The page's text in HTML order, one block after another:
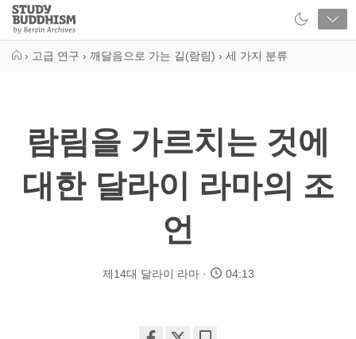
Close
Study
Buddhism
› 고급 연구 › 깨달음으로 가는 길(람림) › 세 가지 분류
람림을 가르치는 것에
대한 달라이 라마의 조
언
제14대 달라이 라마 04:13